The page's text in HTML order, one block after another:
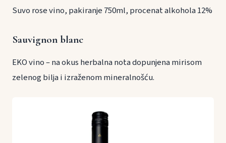
Suvo rose vino, pakiranje 750ml, procenat alkohola 12%
Sauvignon blanc
EKO vino – na okus herbalna nota dopunjena mirisom
zelenog bilja i izraženom mineralnošću.